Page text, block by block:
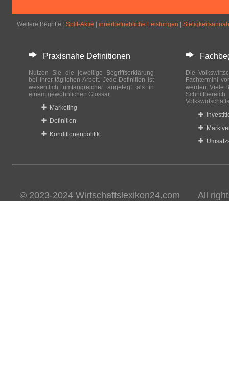
Weitere Begriffe : Split-Aktie innerbetriebliche Leistungen
Praxisnahe Definitionen
Nutzen Sie die jeweilige Begriffserklärung
bei Ihrer täglichen Arbeit. Jede Definition ist
wesentlich umfangreicher angelegt als in
einem gewöhnlichen Glossar.
Marketing
Definition
Konditionenpolitik
Die
Fachtermini
werden. Viele
© 2023-2024 Wirtschaftslexikon24.com All